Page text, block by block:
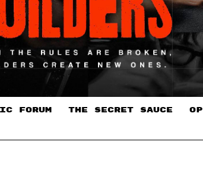
FORUM THE SECRET SAUCE​